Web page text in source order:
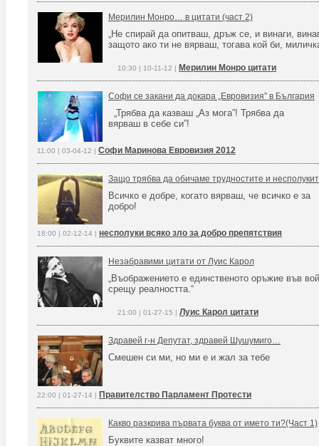
Мерилин Монро… в цитати (част 2)
„Не спирай да опитваш, дръж се, и винаги,
защото ако ти не вярваш, тогава кой би,
10:30 | 10-11-12 | Мерилин Монро цитати
Софи се закани да докара „Евровизия” в България
„Трябва да казваш „Аз мога”! Трябва да
вярваш в себе си”!
11:00 | 03-04-12 | Софи Маринова Евровизия 2012
Защо трябва да обичаме трудностите и
Всичко е добре, когато вярваш, че всичко е за
добро!
18:00 | 02-12-14 | несполуки всяко зло за добро препятствия
Незабравими цитати от Луис Карол
„Въображението е единственото оръжие във
срещу реалността.“
21:00 | 01-27-15 | Луис Карол цитати
Здравей г-н Депутат, здравей Шушумиго…
Смешен си ми, но ми е и жал за тебе
22:00 | 01-27-14 | Правителство Парламент Протести
Какво разкрива първата буква от името ти?(Част 1)
Буквите казват много!